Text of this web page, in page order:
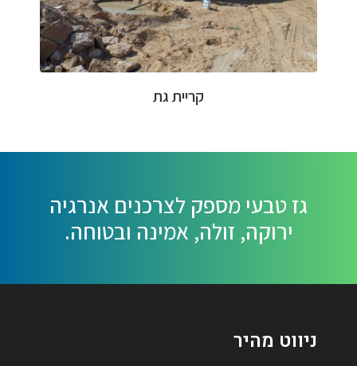
קריית גת
גז טבעי מספק לצרכנים אנרגיה
ירוקה, זולה, אמינה ובטוחה.
ניווט מהיר